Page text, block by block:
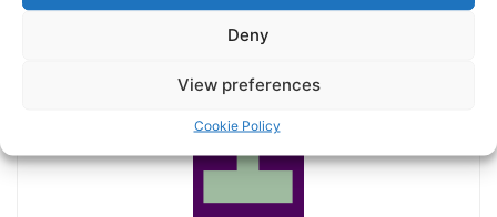
Deny
View preferences
Cookie Policy
τερματοφυλάκων – PAOK